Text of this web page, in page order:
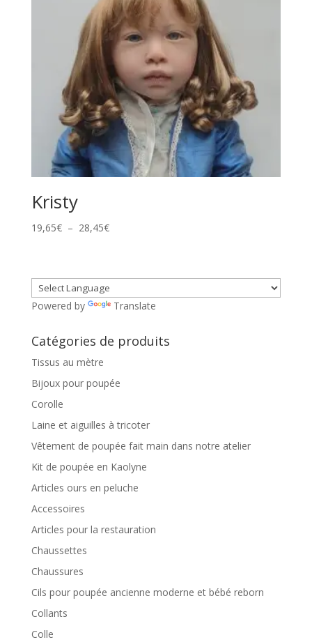
Kristy
19,65€ – 28,45€Plage
19,65€
à
28,45€
Powered by Translate
Catégories de produits
Tissus au mètre
Bijoux pour poupée
Corolle
Laine et aiguilles à tricoter
Vêtement de poupée fait main dans notre atelier
Kit de poupée en Kaolyne
Articles ours en peluche
Accessoires
Articles pour la restauration
Chaussettes
Chaussures
Cils pour poupée ancienne moderne et bébé reborn
Collants
Colle